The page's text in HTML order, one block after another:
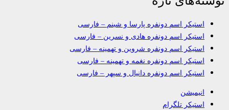
استیکر اسم دونفره پارسا و شبنم – فارسی
استیکر اسم دونفره هادی و نسرین – فارسی
استیکر اسم دونفره شروین و تهمینه – فارسی
استیکر اسم دونفره نغمه و تهمینه – فارسی
استیکر اسم دونفره دانیال و سپهر – فارسی
انیمیشن
استیکر تلگرام